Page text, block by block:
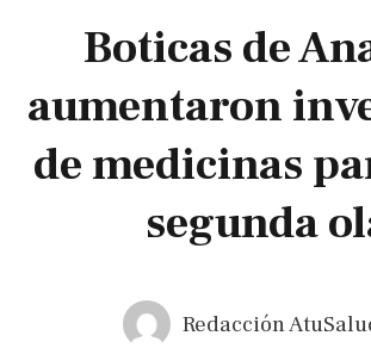
Boticas de
aumentaron
de medicinas
segunda
Redacción